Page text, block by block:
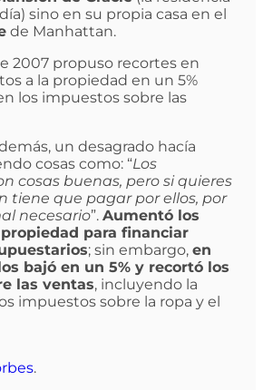
sino en su propia casa en el
de Manhattan.
2007 propuso recortes en
a la propiedad en un 5%
los impuestos sobre las
un desagrado hacía
cosas como: “Los
cosas buenas, pero si quieres
tiene que pagar por ellos, por
necesario”. Aumentó los
para financiar
; sin embargo, en
bajó en un 5% y recortó los
las ventas, incluyendo la
impuestos sobre la ropa y el
.